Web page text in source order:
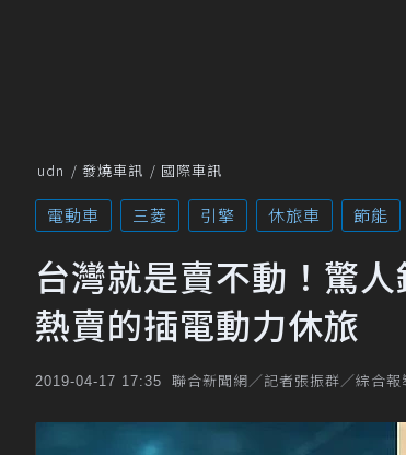
udn 發燒車訊 國際車訊
電動車 三菱 引擎 休旅車 節能
台灣就是賣不動！驚
熱賣的插電動力休旅
2019-04-17 17:35 聯合新聞網／記者張振群／綜合報